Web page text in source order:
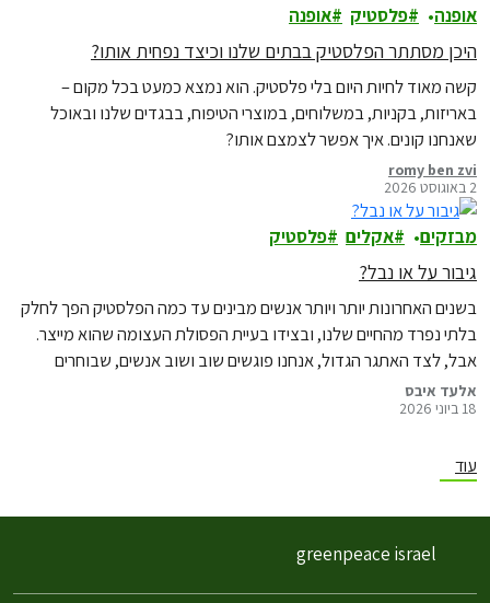
אופנה פלסטיק אופנה
היכן מסתתר הפלסטיק בבתים שלנו וכיצד נפחית אותו?
קשה מאוד לחיות היום בלי פלסטיק. הוא נמצא כמעט בכל מקום –
באריזות, בקניות, במשלוחים, במוצרי הטיפוח, בבגדים שלנו ובאוכל
שאנחנו קונים. איך אפשר לצמצם אותו?
romy ben zvi
2 באוגוסט 2026
מבזקים אקלים פלסטיק
גיבור על או נבל?
בשנים האחרונות יותר ויותר אנשים מבינים עד כמה הפלסטיק הפך לחלק
בלתי נפרד מהחיים שלנו, ובצידו בעיית הפסולת העצומה שהוא מייצר.
אבל, לצד האתגר הגדול, אנחנו פוגשים שוב ושוב אנשים, שבוחרים
לעשות משהו אחרת: למצוא פתרונות פשוטים, לשנות הרגל קטן, לנסות
דרך חדשה.
אלעד איבס
18 ביוני 2026
עוד